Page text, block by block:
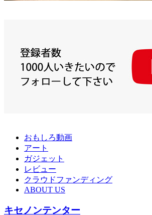
おもしろ動画
アート
ガジェット
レビュー
クラウドファンディング
ABOUT US
キセノンテンター